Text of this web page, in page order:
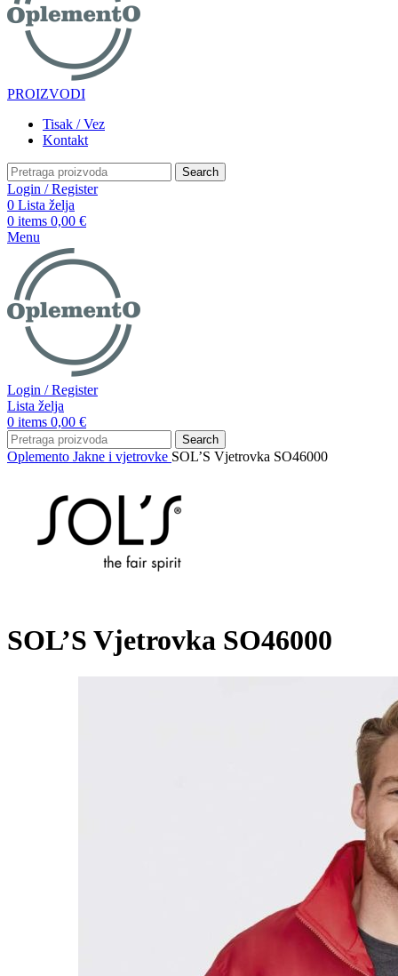
PROIZVODI
Tisak / Vez
Kontakt
Search
Login / Register
0 Lista želja
0 items 0,00 €
Menu
Login / Register
Lista želja
0 items 0,00 €
Search
Oplemento Jakne i vjetrovke SOL’S Vjetrovka SO46000
SOL’S Vjetrovka SO46000